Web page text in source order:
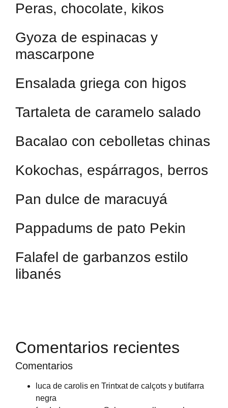
Peras, chocolate, kikos
Gyoza de espinacas y
mascarpone
Ensalada griega con higos
Tartaleta de caramelo salado
Bacalao con cebolletas chinas
Kokochas, espárragos, berros
Pan dulce de maracuyá
Pappadums de pato Pekin
Falafel de garbanzos estilo
libanés
Comentarios recientes
Comentarios
luca de carolis en Trintxat de calçots y butifarra
negra